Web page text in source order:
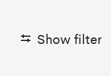
Show filter